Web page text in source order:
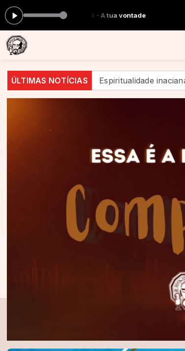
agora: 14 - A tua vontade
ÚLTIMAS NOTÍCIAS
Espiritualidade inaciana aponta